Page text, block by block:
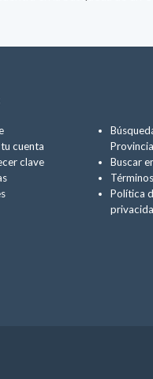
cuenta
clave
Provincia
Buscar
Política